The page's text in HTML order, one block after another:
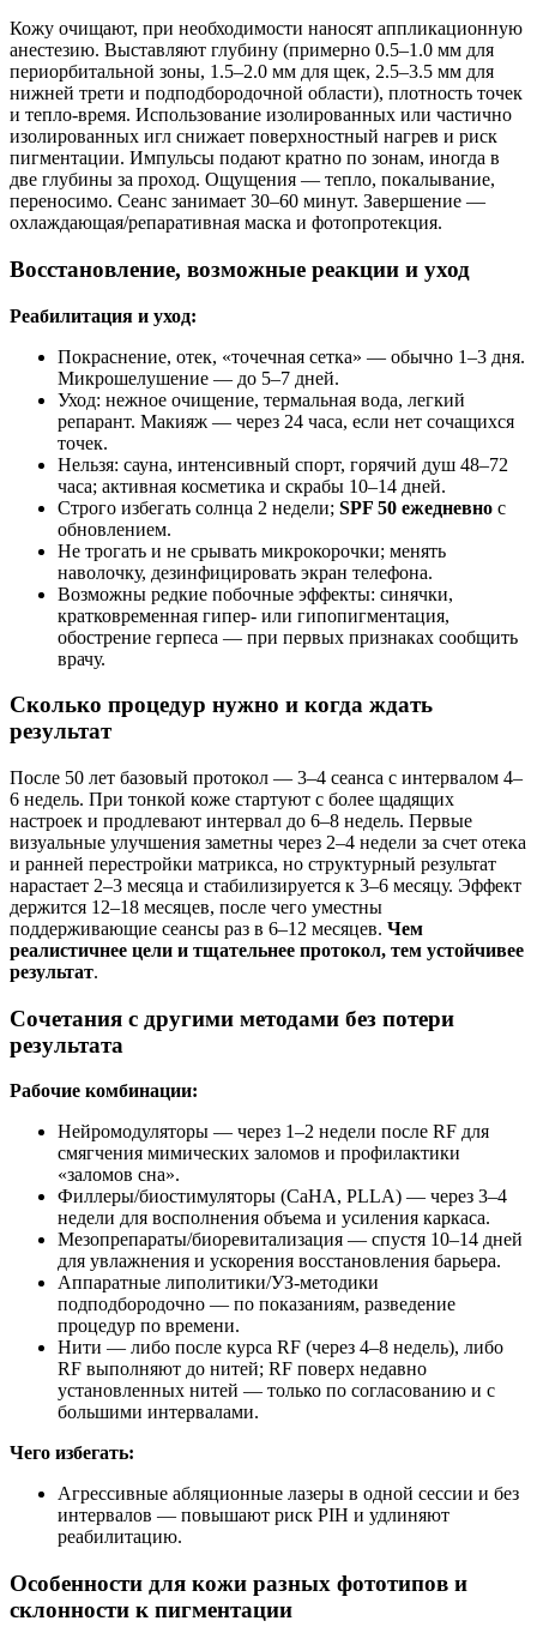
Кожу очищают, при необходимости наносят аппликационную
анестезию. Выставляют глубину (примерно 0.5–1.0 мм для
периорбитальной зоны, 1.5–2.0 мм для щек, 2.5–3.5 мм для
нижней трети и подподбородочной области), плотность точек
и тепло‑время. Использование изолированных или частично
изолированных игл снижает поверхностный нагрев и риск
пигментации. Импульсы подают кратно по зонам, иногда в
две глубины за проход. Ощущения — тепло, покалывание,
переносимо. Сеанс занимает 30–60 минут. Завершение —
охлаждающая/репаративная маска и фотопротекция.
Восстановление, возможные реакции и уход
Реабилитация и уход:
Покраснение, отек, «точечная сетка» — обычно 1–3 дня.
Микрошелушение — до 5–7 дней.
Уход: нежное очищение, термальная вода, легкий
репарант. Макияж — через 24 часа, если нет сочащихся
точек.
Нельзя: сауна, интенсивный спорт, горячий душ 48–72
часа; активная косметика и скрабы 10–14 дней.
Строго избегать солнца 2 недели; SPF 50 ежедневно с
обновлением.
Не трогать и не срывать микрокорочки; менять
наволочку, дезинфицировать экран телефона.
Возможны редкие побочные эффекты: синячки,
кратковременная гипер- или гипопигментация,
обострение герпеса — при первых признаках сообщить
врачу.
Сколько процедур нужно и когда ждать
результат
После 50 лет базовый протокол — 3–4 сеанса с интервалом 4–
6 недель. При тонкой коже стартуют с более щадящих
настроек и продлевают интервал до 6–8 недель. Первые
визуальные улучшения заметны через 2–4 недели за счет отека
и ранней перестройки матрикса, но структурный результат
нарастает 2–3 месяца и стабилизируется к 3–6 месяцу. Эффект
держится 12–18 месяцев, после чего уместны
поддерживающие сеансы раз в 6–12 месяцев. Чем
реалистичнее цели и тщательнее протокол, тем устойчивее
результат.
Сочетания с другими методами без потери
результата
Рабочие комбинации:
Нейромодуляторы — через 1–2 недели после RF для
смягчения мимических заломов и профилактики
«заломов сна».
Филлеры/биостимуляторы (CaHA, PLLA) — через 3–4
недели для восполнения объема и усиления каркаса.
Мезопрепараты/биоревитализация — спустя 10–14 дней
для увлажнения и ускорения восстановления барьера.
Аппаратные липолитики/УЗ‑методики
подподбородочно — по показаниям, разведение
процедур по времени.
Нити — либо после курса RF (через 4–8 недель), либо
RF выполняют до нитей; RF поверх недавно
установленных нитей — только по согласованию и с
большими интервалами.
Чего избегать:
Агрессивные абляционные лазеры в одной сессии и без
интервалов — повышают риск PIH и удлиняют
реабилитацию.
Особенности для кожи разных фототипов и
склонности к пигментации